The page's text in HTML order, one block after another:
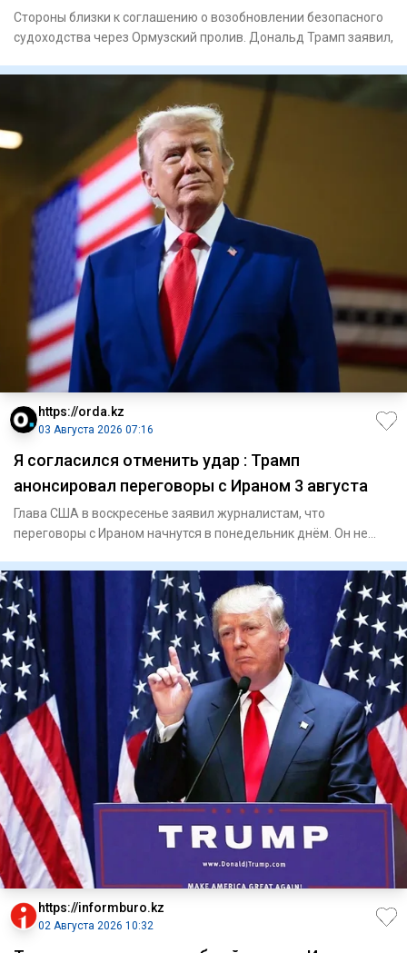
Стороны близки к соглашению о возобновлении безопасного
судоходства через Ормузский пролив. Дональд Трамп заявил,
https://orda.kz
03 Августа 2026 07:16
Я согласился отменить удар : Трамп
анонсировал переговоры с Ираном 3 августа
Глава США в воскресенье заявил журналистам, что
переговоры с Ираном начнутся в понедельник днём. Он не
https://informburo.kz
02 Августа 2026 10:32